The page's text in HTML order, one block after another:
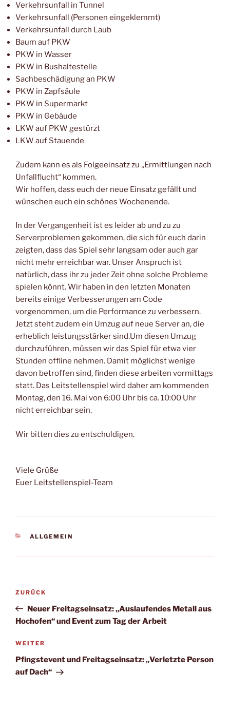
Verkehrsunfall in Tunnel
Verkehrsunfall (Personen eingeklemmt)
Verkehrsunfall durch Laub
Baum auf PKW
PKW in Wasser
PKW in Bushaltestelle
Sachbeschädigung an PKW
PKW in Zapfsäule
PKW in Supermarkt
PKW in Gebäude
LKW auf PKW gestürzt
LKW auf Stauende
Zudem kann es als Folgeeinsatz zu „Ermittlungen nach
Unfallflucht“ kommen.
Wir hoffen, dass euch der neue Einsatz gefällt und
wünschen euch ein schönes Wochenende.
In der Vergangenheit ist es leider ab und zu zu
Serverproblemen gekommen, die sich für euch darin
zeigten, dass das Spiel sehr langsam oder auch gar
nicht mehr erreichbar war. Unser Anspruch ist
natürlich, dass ihr zu jeder Zeit ohne solche Probleme
spielen könnt. Wir haben in den letzten Monaten
bereits einige Verbesserungen am Code
vorgenommen, um die Performance zu verbessern.
Jetzt steht zudem ein Umzug auf neue Server an, die
erheblich leistungsstärker sind.Um diesen Umzug
durchzuführen, müssen wir das Spiel für etwa vier
Stunden offline nehmen. Damit möglichst wenige
davon betroffen sind, finden diese arbeiten vormittags
statt. Das Leitstellenspiel wird daher am kommenden
Montag, den 16. Mai von 6:00 Uhr bis ca. 10:00 Uhr
nicht erreichbar sein.
Wir bitten dies zu entschuldigen.
Viele Grüße
Euer Leitstellenspiel-Team
KATEGORIEN
ALLGEMEIN
Beitragsnavigation
Vorheriger
Beitrag
ZURÜCK
Neuer Freitagseinsatz: „Auslaufendes Metall aus
Hochofen“ und Event zum Tag der Arbeit
Nächster
Beitrag
WEITER
Pfingstevent und Freitagseinsatz: „Verletzte Person
auf Dach“